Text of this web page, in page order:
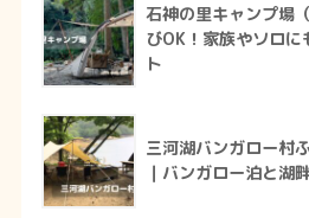
石神の里キャンプ場
びOK！家族やソロ
ト
三河湖バンガロー村
｜バンガロー泊と湖